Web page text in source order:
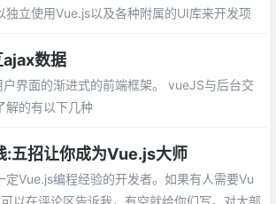
独立使用Vue.js以及各种附属的UI库来开发项
数据
界面的渐进式的前端框架。 vueJS与后台交
解的有以下几种
:五招让你成为Vue.js大师
定Vue.js编程经验的开发者。如果有人需要Vu
以在评论区告诉我，有空就给你们写。对大部